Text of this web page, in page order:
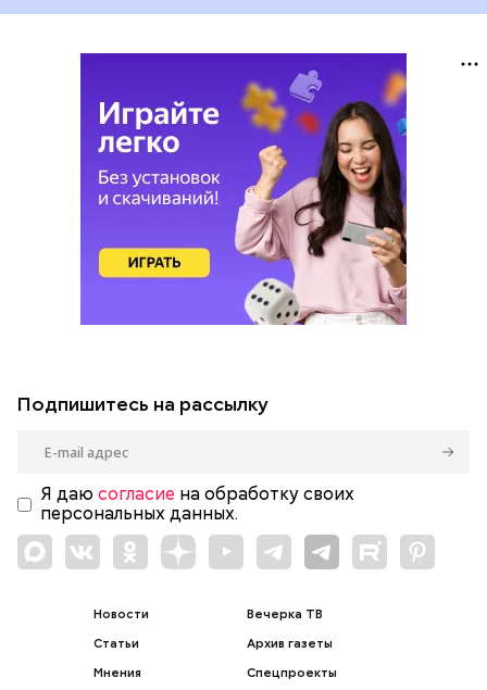
Подпишитесь на рассылку
Я даю согласие на обработку своих
персональных данных.
Новости
Статьи
Мнения
Вечерка ТВ
Архив газеты
Спецпроекты